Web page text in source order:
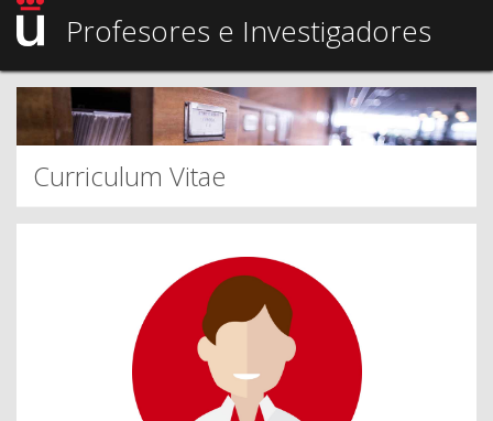
Profesores e Investigadores
Curriculum Vitae